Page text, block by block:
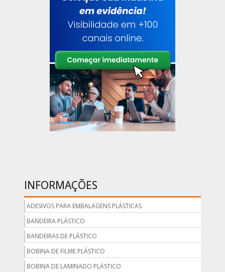
INFORMAÇÕES
ADESIVOS PARA EMBALAGENS PLÁSTICAS
BANDEIRA PLÁSTICO
BANDEIRAS DE PLÁSTICO
BOBINA DE FILME PLÁSTICO
BOBINA DE LAMINADO PLÁSTICO